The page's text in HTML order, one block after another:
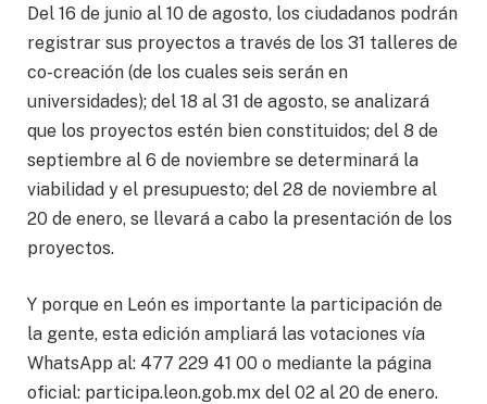
Del 16 de junio al 10 de agosto, los ciudadanos podrán
registrar sus proyectos a través de los 31 talleres de
co-creación (de los cuales seis serán en
universidades); del 18 al 31 de agosto, se analizará
que los proyectos estén bien constituidos; del 8 de
septiembre al 6 de noviembre se determinará la
viabilidad y el presupuesto; del 28 de noviembre al
20 de enero, se llevará a cabo la presentación de los
proyectos.
Y porque en León es importante la participación de
la gente, esta edición ampliará las votaciones vía
WhatsApp al: 477 229 41 00 o mediante la página
oficial: participa.leon.gob.mx del 02 al 20 de enero.